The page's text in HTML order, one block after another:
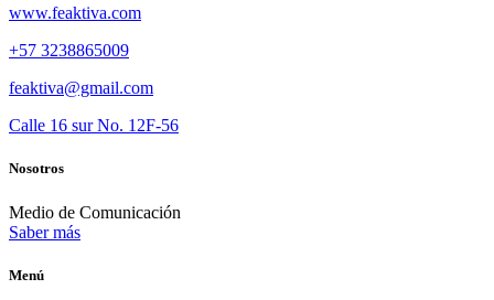
www.feaktiva.com
+57 3238865009
feaktiva@gmail.com
Calle 16 sur No. 12F-56
Nosotros
Medio de Comunicación
Saber más
Menú